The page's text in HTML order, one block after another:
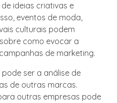
ideias criativas e
eventos de moda,
culturais podem
como evocar a
de marketing.
ser a análise de
de outras marcas.
outras empresas pode